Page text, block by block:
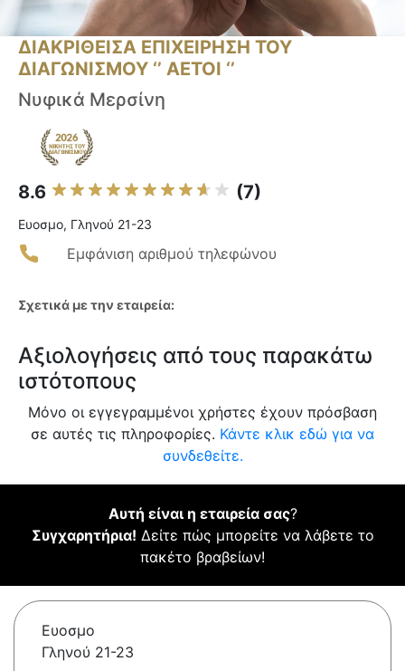
ΔΙΑΚΡΙΘΕΙΣΑ ΕΠΙΧΕΙΡΗΣΗ ΤΟΥ
ΔΙΑΓΩΝΙΣΜΟΥ ‘’ ΑΕΤΟΙ ‘’
Νυφικά Μερσίνη
8.6 (7)
Ευοσμο, Γληνού 21-23
Εμφάνιση αριθμού τηλεφώνου
Σχετικά με την εταιρεία:
Αξιολογήσεις από τους παρακάτω
ιστότοπους
Μόνο οι εγγεγραμμένοι χρήστες έχουν πρόσβαση
σε αυτές τις πληροφορίες. Κάντε κλικ εδώ για να
συνδεθείτε.
Αυτή είναι η εταιρεία σας?
Συγχαρητήρια! Δείτε πώς μπορείτε να λάβετε το
πακέτο βραβείων!
Ευοσμο
Γληνού 21-23